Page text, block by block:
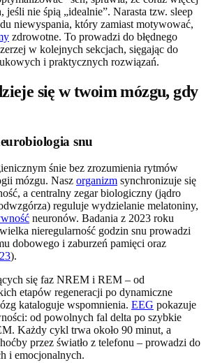
jeśli nie śpią „idealnie”. Narasta tzw. sleep
niewyspania, który zamiast motywować,
zdrowotne. To prowadzi do błędnego
w kolejnych sekcjach, sięgając do
i praktycznych rozwiązań.
się w twoim mózgu, gdy
snu
śnie bez zrozumienia rytmów
mózgu. Nasz organizm synchronizuje się
a centralny zegar biologiczny (jądro
reguluje wydzielanie melatoniny,
neuronów. Badania z 2023 roku
nieregularność godzin snu prowadzi
dobowego i zaburzeń pamięci oraz
).
się faz NREM i REM – od
etapów regeneracji po dynamiczne
kataloguje wspomnienia. EEG pokazuje
od powolnych fal delta po szybkie
Każdy cykl trwa około 90 minut, a
przez światło z telefonu – prowadzi do
i emocjonalnych.